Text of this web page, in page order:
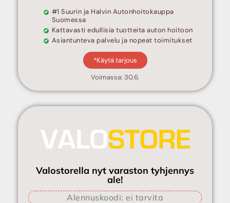
#1 Suurin ja Halvin Autonhoitokauppa
Suomessa
Kattavasti edullisia tuotteita auton hoitoon
Asiantunteva palvelu ja nopeat toimitukset
*Käytä tarjous
Voimassa: 30.6.
Valostorella nyt varaston tyhjennys
ale!
Alennuskoodi: ei tarvita